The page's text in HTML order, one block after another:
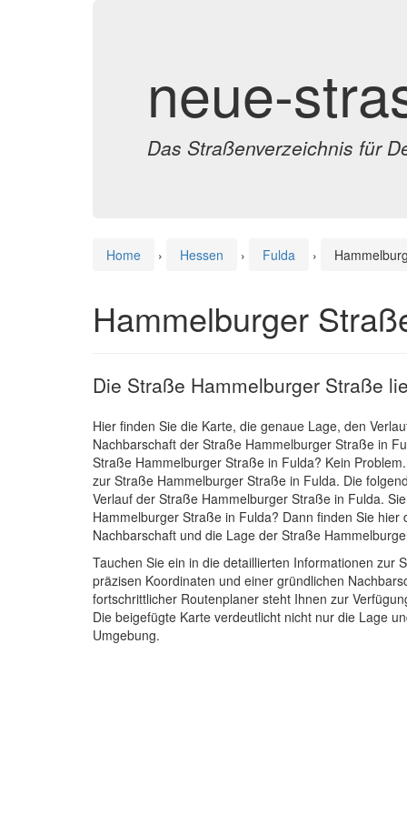
neue-
Das Straßenverzeichnis für
Home › Hessen › Fulda ›
Hammelburger
Die Straße Hammelburger Straße
Hier finden Sie die Karte, die genaue Lage, den
Nachbarschaft der Straße Hammelburger Straße in
Straße Hammelburger Straße in Fulda? Kein
zur Straße Hammelburger Straße in Fulda. Die
Verlauf der Straße Hammelburger Straße in Fulda.
Hammelburger Straße in Fulda? Dann finden Sie hier
Nachbarschaft und die Lage der Straße
Tauchen Sie ein in die detaillierten Informationen zur
präzisen Koordinaten und einer gründlichen
fortschrittlicher Routenplaner steht Ihnen zur
Die beigefügte Karte verdeutlicht nicht nur die Lage
Umgebung.